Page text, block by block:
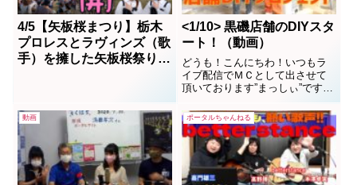
4/5【矢板桜まつり】栃木
プロレスとラヴィンズ（歌
手）を擁した矢板桜祭りは
<1/10> 黒磯店舗のDIYスタ
ート！（動画）
どうも！こんにちわ！いつもラ
イブ配信でＭＣとして出させて
頂いております”まっしぃ”です！
ね笑ご無沙汰してしまってすみ
ません！実は私、まっしぃは栃
木県那須塩原市（黒磯）にある
とある店舗物件でＤＩＹをスタ
ートさせました！初回は強力な
助っ人をお迎えしての作業...
動画 ポータルちゃんねる